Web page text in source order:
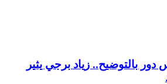
دور بالتوضيح.. زياد برجي يثير